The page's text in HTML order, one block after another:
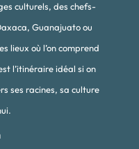
culturels, des chefs-
Guanajuato ou
lieux où l’on comprend
l’itinéraire idéal si on
ses racines, sa culture